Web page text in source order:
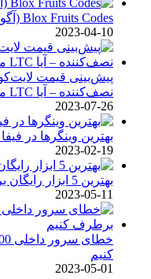
Blox Fruits Codes (آگوست 2026 – کدهای جدید و فعال)
2023-04-10
پیش‌بینی قیمت
نصف‌کننده – آیا LTC می‌تواند از اینجا 100 برابر کند؟
2023-07-26
بهترین وینگرها در فیفا 23
2023-02-19
بهترین 5 ابزار رایگان برای تبدیل عکس به خط آنلاین
2023-05-11
کنیم
2023-05-01